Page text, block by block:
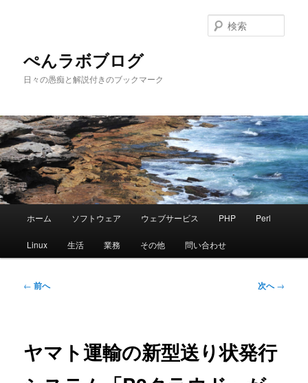
へ
移
動
ぺんラボブログ
日々の愚痴と解説付きのブックマーク
索
メ
ホーム ソフトウェア ウェブサービス PHP Perl
Linux 生活 業務 その他 問い合わせ
投
ゲ
ー
← 前へ 次へ→
ヤマト運輸の新型送り状発行